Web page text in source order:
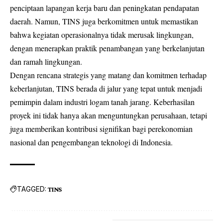
penciptaan lapangan kerja baru dan peningkatan pendapatan
daerah. Namun, TINS juga berkomitmen untuk memastikan
bahwa kegiatan operasionalnya tidak merusak lingkungan,
dengan menerapkan praktik penambangan yang berkelanjutan
dan ramah lingkungan.
Dengan rencana strategis yang matang dan komitmen terhadap
keberlanjutan, TINS berada di jalur yang tepat untuk menjadi
pemimpin dalam industri logam tanah jarang. Keberhasilan
proyek ini tidak hanya akan menguntungkan perusahaan, tetapi
juga memberikan kontribusi signifikan bagi perekonomian
nasional dan pengembangan teknologi di Indonesia.
TAGGED: TINS